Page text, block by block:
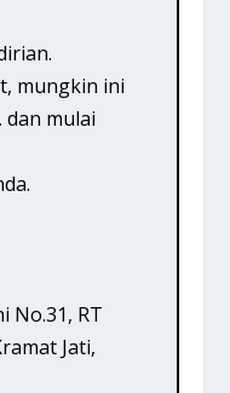
mungkin ini
mulai
No.31, RT
Jati,